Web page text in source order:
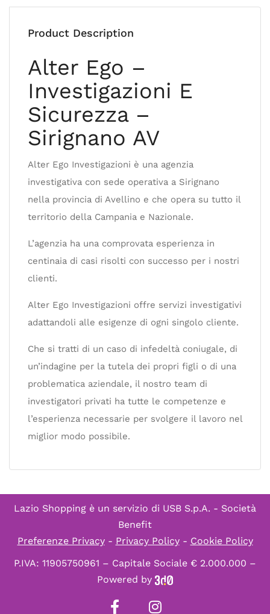
Product Description
Alter Ego –
Investigazioni E
Sicurezza –
Sirignano AV
Alter Ego Investigazioni è una agenzia
investigativa con sede operativa a Sirignano
nella provincia di Avellino e che opera su tutto il
territorio della Campania e Nazionale.
L’agenzia ha una comprovata esperienza in
centinaia di casi risolti con successo per i nostri
clienti.
Alter Ego Investigazioni offre servizi investigativi
adattandoli alle esigenze di ogni singolo cliente.
Che si tratti di un caso di infedeltà coniugale, di
un’indagine per la tutela dei propri figli o di una
problematica aziendale, il nostro team di
investigatori privati ha tutte le competenze e
l’esperienza necessarie per svolgere il lavoro nel
miglior modo possibile.
Lazio Shopping è un servizio di USB S.p.A. - Società
Benefit
Preferenze Privacy- Privacy Policy- Cookie Policy
P.IVA: 11905750961 – Capitale Sociale € 2.000.000 –
Powered by